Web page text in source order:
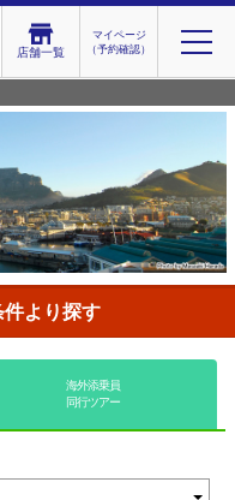
店舗一覧
マイページ
（予約確認）
より探す
海外添乗員
同行ツアー